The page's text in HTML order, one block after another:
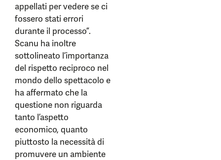
appellati per vedere se ci
fossero stati errori
durante il processo”.
Scanu ha inoltre
sottolineato l’importanza
del rispetto reciproco nel
mondo dello spettacolo e
ha affermato che la
questione non riguarda
tanto l’aspetto
economico, quanto
piuttosto la necessità di
promuvere un ambiente